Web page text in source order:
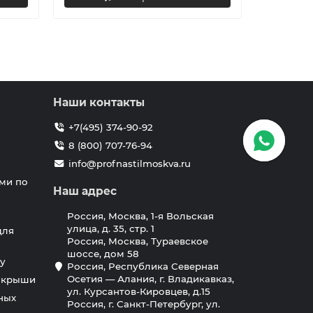
по
крыши
Наши контакты
+7(495) 374-90-92
8 (800) 707-76-94
info@profnastilmoskva.ru
Наш адрес
Россия, Москва, 1-я Вольская
улица, д. 35, стр. 1
Россия, Москва, Тураевское
шоссе, дом 58
Россия, Республика Северная
Осетия — Алания, г. Владикавказ,
ул. Курсантов-Кировцев, д.15
Россия, г. Санкт-Петербург, ул.